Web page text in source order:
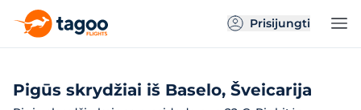
Prisijungti
Pigūs skrydžiai iš Baselo, Šveicarija